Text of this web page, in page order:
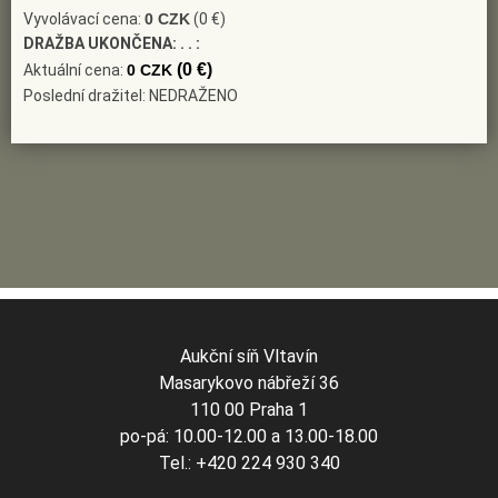
Vyvolávací cena: 0 CZK(0 €)
DRAŽBA UKONČENA: . . :
Aktuální cena: 0 CZK (0 €)
Poslední dražitel: NEDRAŽENO
Aukční síň Vltavín
Masarykovo nábřeží 36
110 00 Praha 1
po-pá: 10.00-12.00 a 13.00-18.00
Tel.: +420 224 930 340